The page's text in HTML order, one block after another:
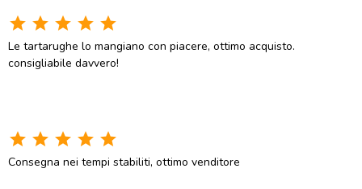
star star star star star
Le tartarughe lo mangiano con piacere, ottimo acquisto.
consigliabile davvero!
star star star star star
Consegna nei tempi stabiliti, ottimo venditore